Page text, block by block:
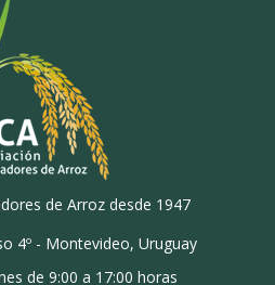
de Arroz desde 1947
4º - Montevideo, Uruguay
de 9:00 a 17:00 horas